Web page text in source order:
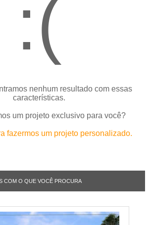
:(
nenhum resultado com essas
características.
um projeto exclusivo para você?
fazermos um projeto personalizado.
COM O QUE VOCÊ PROCURA